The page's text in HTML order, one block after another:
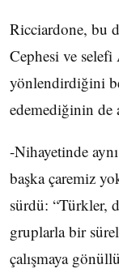
Ricciardone, bu
Cephesi ve selefi
yönlendirdiğini
edemediğinin de
-Nihayetinde
başka çaremiz
sürdü: “Türkler,
gruplarla bir
çalışmaya